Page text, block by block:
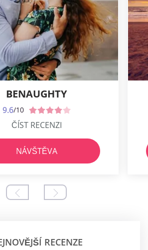
BENAUGHTY
9.6/10
ČÍST RECENZI
NÁVŠTĚVA
RECENZE